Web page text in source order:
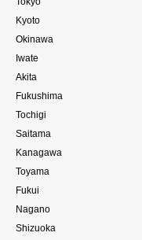
Kyoto
Okinawa
Iwate
Akita
Fukushima
Tochigi
Saitama
Kanagawa
Toyama
Fukui
Nagano
Shizuoka